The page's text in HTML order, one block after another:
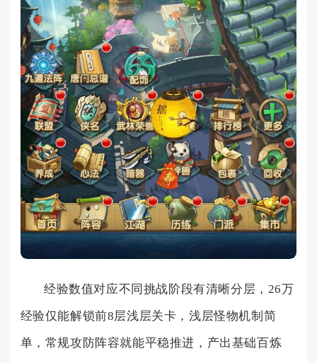
经验数值对应不同挑战阶段有清晰分层，26万
经验仅能解锁前8层浅层关卡，浅层怪物机制简
单，常规攻防阵容就能平稳推进，产出基础百炼